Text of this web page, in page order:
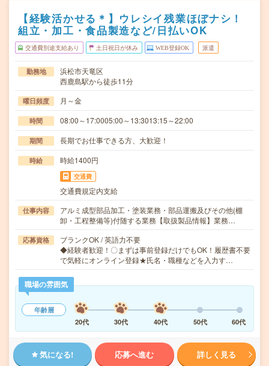
【経験活かせる＊】ウレシイ残業ほぼナシ！
組立・加工・食品製造など/日払いOK
交通費別途支給あり 土日祝日が休み WEB登録OK 派遣
勤務地
浜松市天竜区
西鹿島駅から徒歩11分
曜日頻度 月～金
時間 08:00～17:0005:00～13:3013:15～22:00
期間 長期でお仕事できる方、大歓迎！
時給 時給1400円
交通費
交通費規定内支給
仕事内容
アルミ成型部品加工・塗装業務・部品運搬及びその他(棚
卸・工程整備等)付随する業務【取扱製品情報】業務…
応募資格
ブランクOK / 英語力不要
◆経験者歓迎！〇まずは事前登録だけでもOK！履歴書不要
で気軽にオンライン登録★氏名・職種などを入力す…
職場の雰囲気
年齢層
20代
30代 40代 50代 60代
気になる! 応募へ進む 詳しく見る